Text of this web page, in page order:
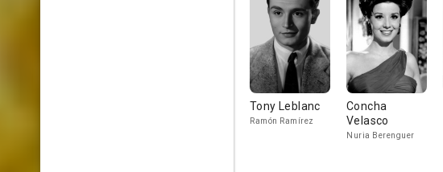
Tony Leblanc
Ramón Ramírez
Concha
Velasco
Nuria Berenguer